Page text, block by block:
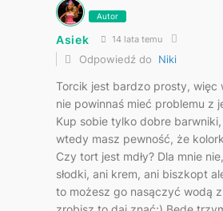
Autor
Asiek 14 lata temu
Odpowiedź do Niki
Torcik jest bardzo prosty, więc
nie powinnaś mieć problemu z
Kup sobie tylko dobre
wtedy masz pewność, że
Czy tort jest mdły? Dla mnie
słodki, ani krem, ani biszkopt
to możesz go nasączyć wodą